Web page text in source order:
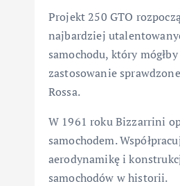
Projekt 250 GTO
najbardziej
samochodu, który
zastosowanie
Rossa.
W 1961 roku Bizzarrini
samochodem.
aerodynamikę i
samochodów w historii.